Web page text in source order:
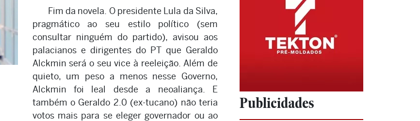
Fim da novela. O presidente Lula da Silva,
pragmático ao seu estilo político (sem
consultar ninguém do partido), avisou aos
palacianos e dirigentes do PT que Geraldo
Alckmin será o seu vice à reeleição. Além de
quieto, um peso a menos nesse Governo,
Alckmin foi leal desde a neoaliança. E
também o Geraldo 2.0 (ex-tucano) não teria
votos mais para se eleger governador ou ao
Publicidades